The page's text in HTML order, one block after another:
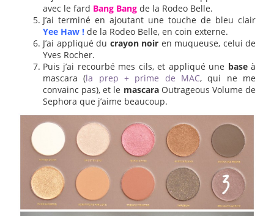
avec le fard Bang Bang de la Rodeo Belle.
J’ai terminé en ajoutant une touche de bleu clair
Yee Haw ! de la Rodeo Belle, en coin externe.
J’ai appliqué du crayon noir en muqueuse, celui de
Yves Rocher.
Puis j’ai recourbé mes cils, et appliqué une baseà
mascara (la prep + prime de MAC, qui ne me
convainc pas), et le mascaraOutrageous Volume de
Sephora que j’aime beaucoup.